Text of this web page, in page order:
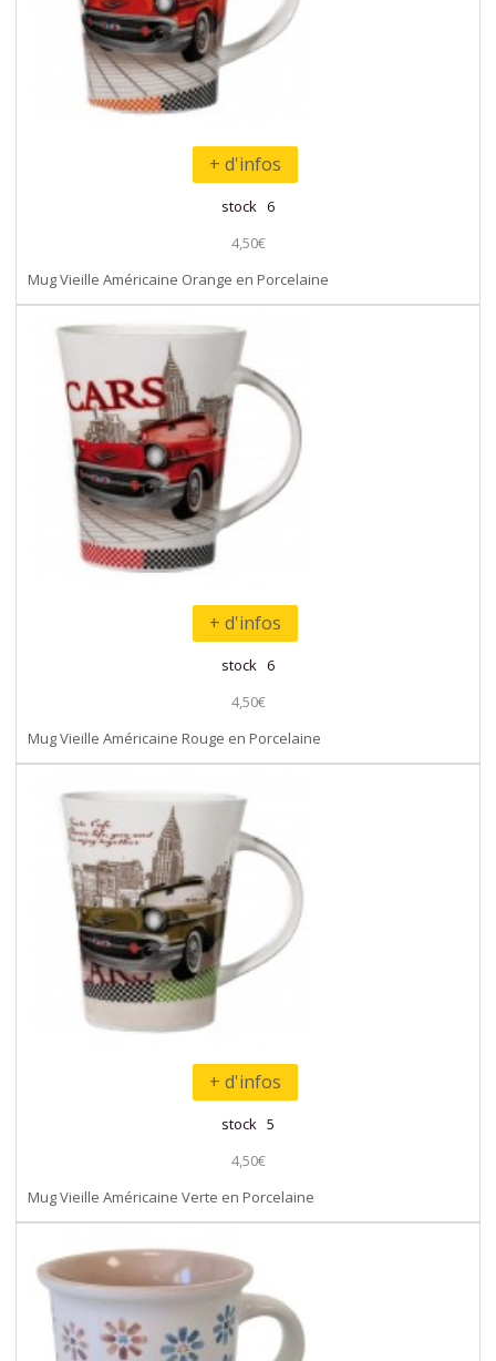
+ d'infos
stock 6
4,50€
Mug Vieille Américaine Orange en Porcelaine
+ d'infos
stock 6
4,50€
Mug Vieille Américaine Rouge en Porcelaine
+ d'infos
stock 5
4,50€
Mug Vieille Américaine Verte en Porcelaine